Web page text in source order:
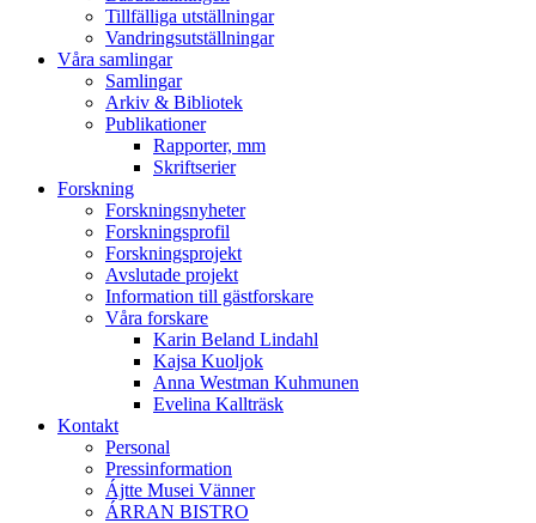
Tillfälliga utställningar
Vandringsutställningar
Våra samlingar
Samlingar
Arkiv & Bibliotek
Publikationer
Rapporter, mm
Skriftserier
Forskning
Forskningsnyheter
Forskningsprofil
Forskningsprojekt
Avslutade projekt
Information till gästforskare
Våra forskare
Karin Beland Lindahl
Kajsa Kuoljok
Anna Westman Kuhmunen
Evelina Kallträsk
Kontakt
Personal
Pressinformation
Ájtte Musei Vänner
ÁRRAN BISTRO